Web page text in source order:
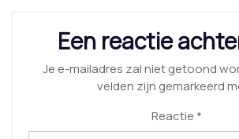
Een reactie
Je e-mailadres zal niet getoond
velden zijn gemarkeerd
Reactie *